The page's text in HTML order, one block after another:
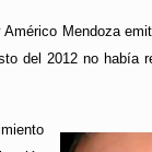
Mendoza
del 2012 no había